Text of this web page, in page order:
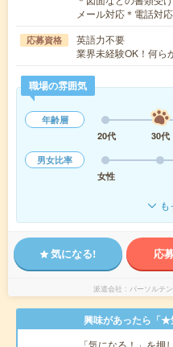
メール対応＊電話
応募資格
英語力不要
業界未経験OK！何ら
職場の雰囲気
年齢層
20代
30代
男女比率
女性
気になる! 応
派遣会社 パーソルテ
興味があったら「★